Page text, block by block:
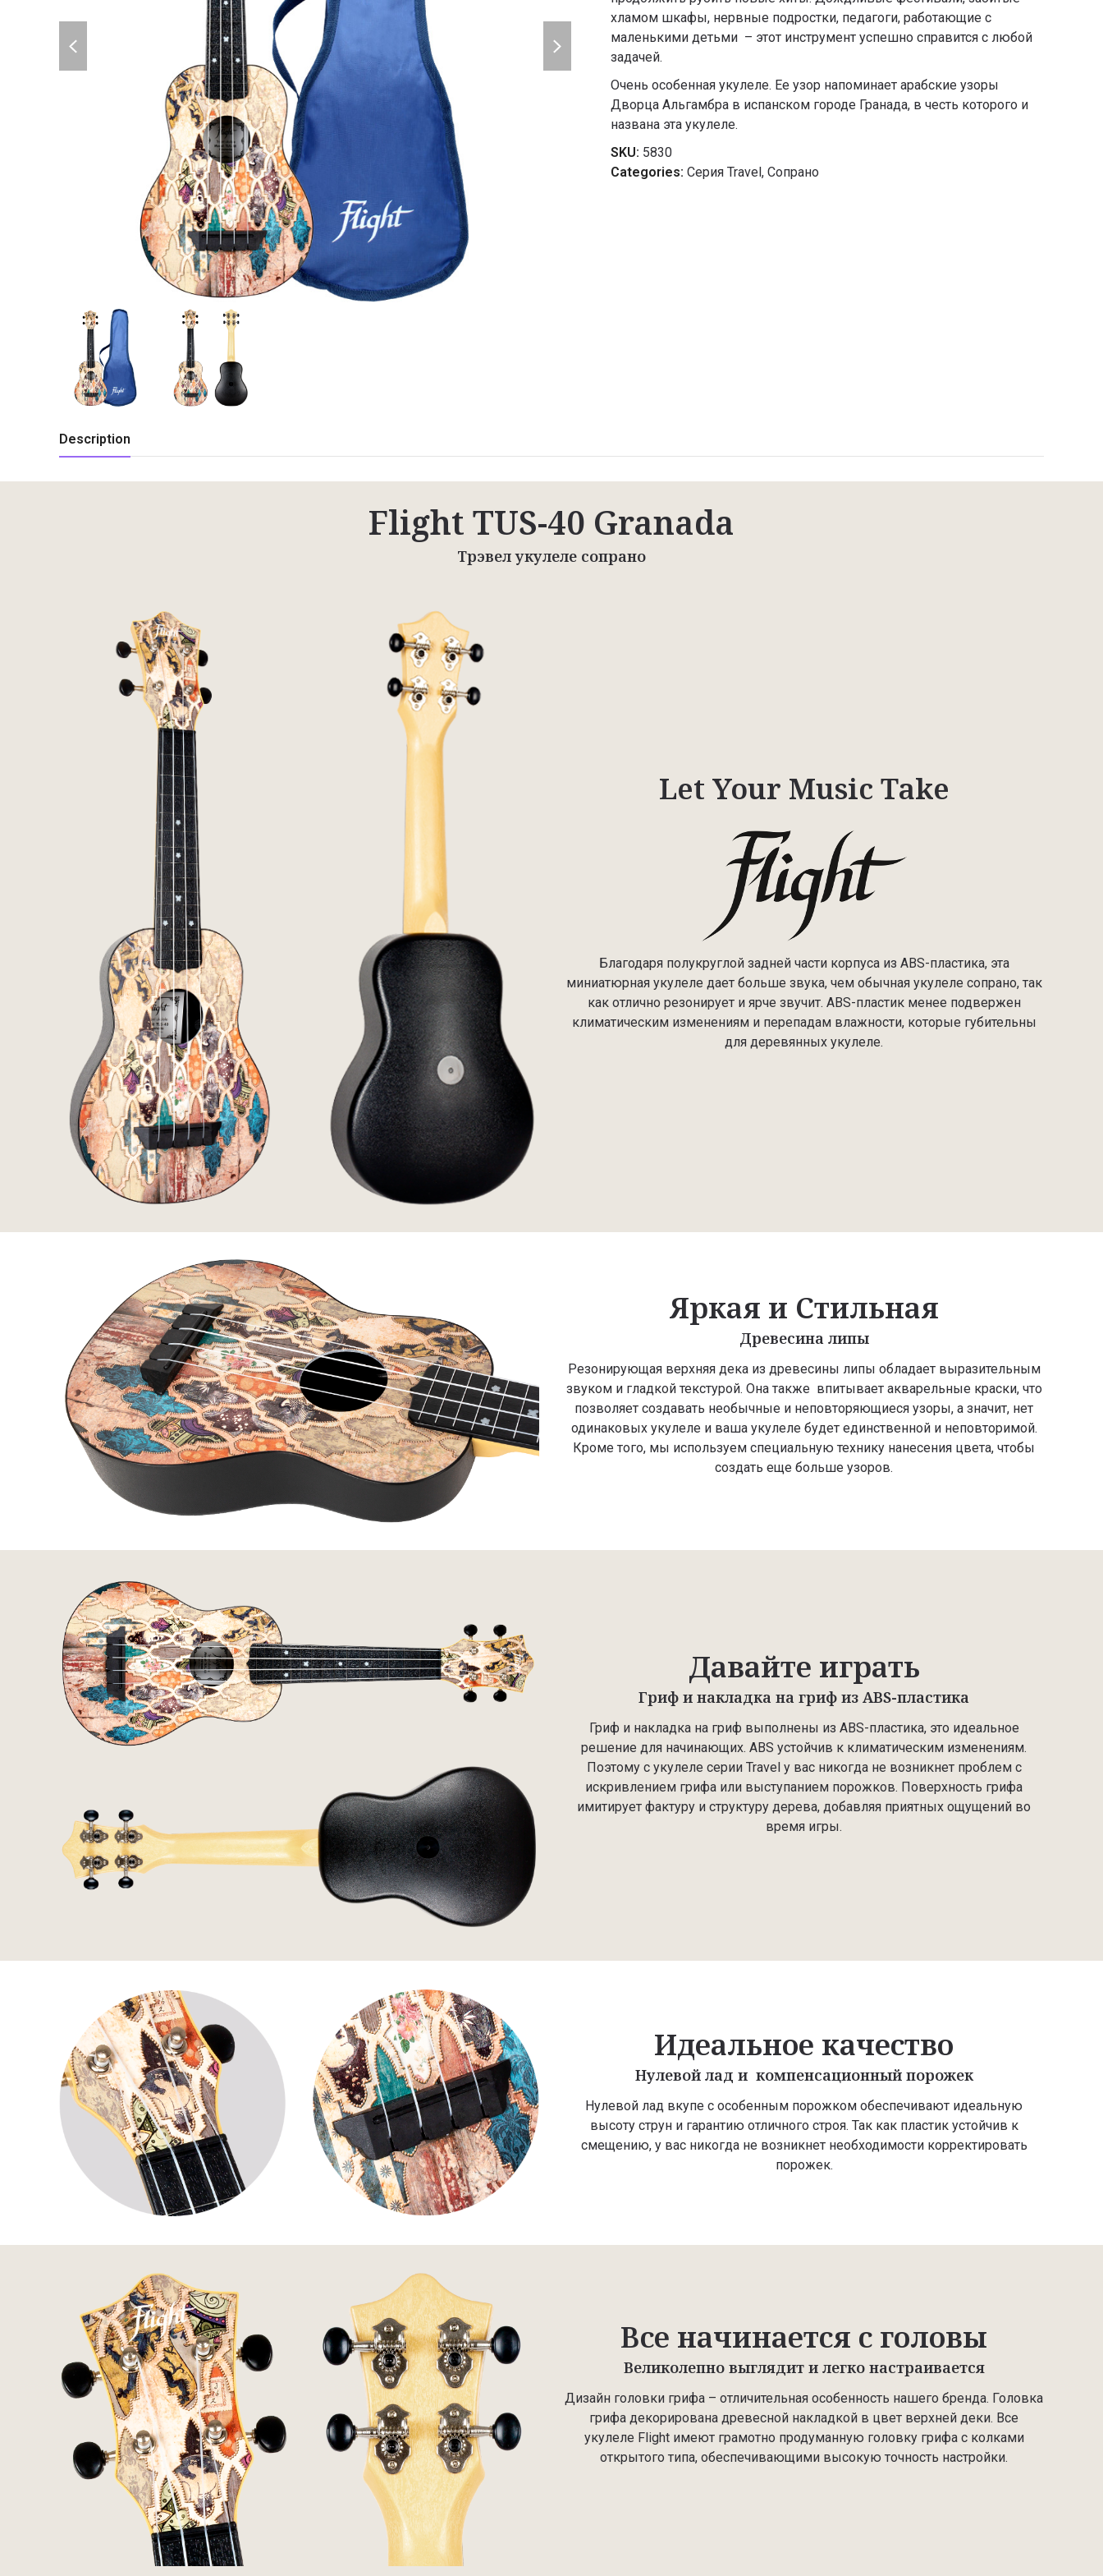
slide
slide
хламом шкафы, нервные подростки, педагоги, работающие с
маленькими детьми – этот инструмент успешно справится с любой
задачей.
Очень особенная укулеле. Ее узор напоминает арабские узоры
Дворца Альгамбра в испанском городе Гранада, в честь которого и
названа эта укулеле.
SKU: 5830
Categories: Серия Travel , Сопрано
Description
Flight TUS-40 Granada
Трэвел укулеле сопрано
Let Your Music Take
Благодаря полукруглой задней части корпуса из ABS-пластика, эта
миниатюрная укулеле дает больше звука, чем обычная укулеле сопрано, так
как отлично резонирует и ярче звучит. ABS-пластик менее подвержен
климатическим изменениям и перепадам влажности, которые губительны
для деревянных укулеле.
Яркая и Стильная
Древесина липы
Резонирующая верхняя дека из древесины липы обладает выразительным
звуком и гладкой текстурой. Она также впитывает акварельные краски, что
позволяет создавать необычные и неповторяющиеся узоры, а значит, нет
одинаковых укулеле и ваша укулеле будет единственной и неповторимой.
Кроме того, мы используем специальную технику нанесения цвета, чтобы
создать еще больше узоров.
Давайте играть
Гриф и накладка на гриф из ABS-пластика
Гриф и накладка на гриф выполнены из ABS-пластика, это идеальное
решение для начинающих. ABS устойчив к климатическим изменениям.
Поэтому с укулеле серии Travel у вас никогда не возникнет проблем с
искривлением грифа или выступанием порожков. Поверхность грифа
имитирует фактуру и структуру дерева, добавляя приятных ощущений во
время игры.
Идеальное качество
Нулевой лад и компенсационный порожек
Нулевой лад вкупе с особенным порожком обеспечивают идеальную
высоту струн и гарантию отличного строя. Так как пластик устойчив к
смещению, у вас никогда не возникнет необходимости корректировать
порожек.
Все начинается с головы
Великолепно выглядит и легко настраивается
Дизайн головки грифа – отличительная особенность нашего бренда. Головка
грифа декорирована древесной накладкой в цвет верхней деки. Все
укулеле Flight имеют грамотно продуманную головку грифа с колками
открытого типа, обеспечивающими высокую точность настройки.